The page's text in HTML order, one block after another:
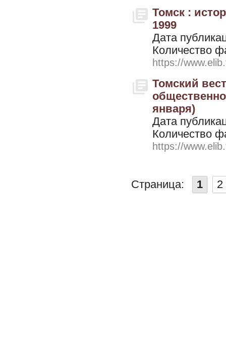
Томск :
1999
Дата
Количество
https://
Томский
января)
Дата
Количество
https://
Страница: 1 2